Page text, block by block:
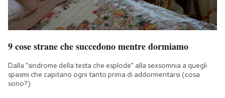
9 cose strane che succedono mentre dormiamo
Dalla "sindrome della testa che esplode" alla sexsomnia a quegli
spasmi che capitano ogni tanto prima di addormentarsi (cosa
sono?)